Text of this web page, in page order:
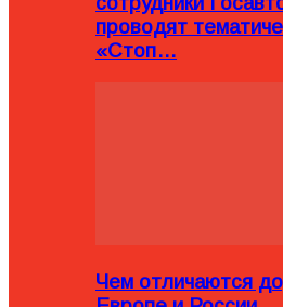
проводят
«Стоп…
Чем отличаются